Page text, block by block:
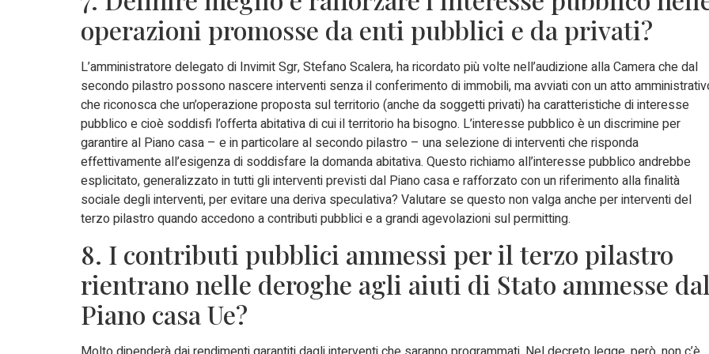
operazioni promosse da enti pubblici e da privati?
L’amministratore delegato di Invimit Sgr, Stefano Scalera, ha ricordato più volte nell’audizione alla Camera che dal
secondo pilastro possono nascere interventi senza il conferimento di immobili, ma avviati con un atto
che riconosca che un’operazione proposta sul territorio (anche da soggetti privati) ha caratteristiche di interesse
pubblico e cioè soddisfi l’offerta abitativa di cui il territorio ha bisogno. L’interesse pubblico è un discrimine per
garantire al Piano casa – e in particolare al secondo pilastro – una selezione di interventi che risponda
effettivamente all’esigenza di soddisfare la domanda abitativa. Questo richiamo all’interesse pubblico andrebbe
esplicitato, generalizzato in tutti gli interventi previsti dal Piano casa e rafforzato con un riferimento alla finalità
sociale degli interventi, per evitare una deriva speculativa? Valutare se questo non valga anche per interventi del
terzo pilastro quando accedono a contributi pubblici e a grandi agevolazioni sul permitting.
8. I contributi pubblici ammessi per il terzo pilastro
rientrano nelle deroghe agli aiuti di Stato ammesse
Piano casa Ue?